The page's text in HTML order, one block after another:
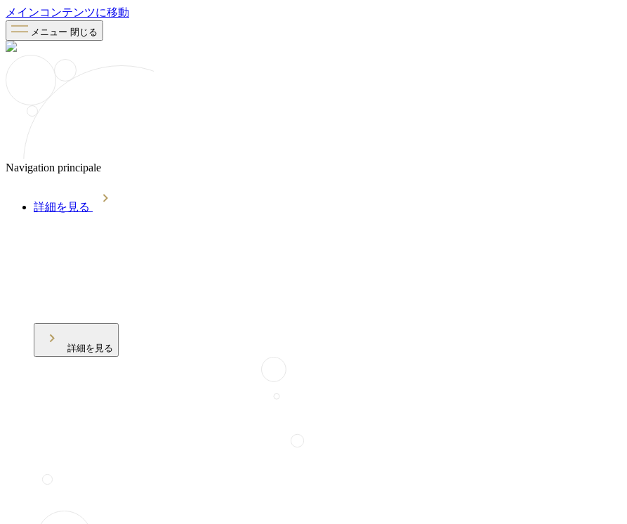
メインコンテンツに移動
メニュー 閉じる
Navigation principale
詳細を見る
詳細を見る